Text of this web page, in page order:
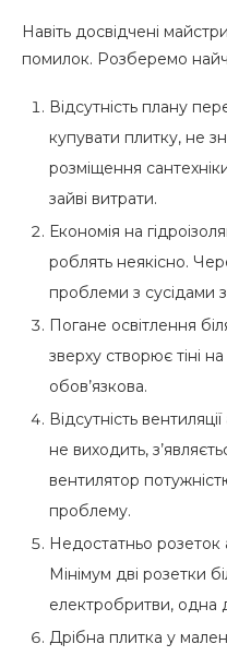
Навіть досвідчені
помилок. Розберемо
Відсутність плану
купувати плитку, не
розміщення
зайві витрати.
Економія на
роблять неякісно.
проблеми з сусідами
Погане освітлення
зверху створює тіні
обов’язкова.
Відсутність
не виходить,
вентилятор
проблему.
Недостатньо
Мінімум дві розетки
електробритви, одна
Дрібна плитка у